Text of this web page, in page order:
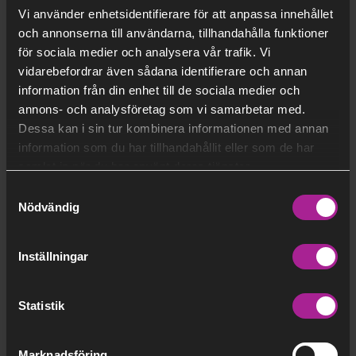
Vi använder enhetsidentifierare för att anpassa innehållet
och annonserna till användarna, tillhandahålla funktioner
för sociala medier och analysera vår trafik. Vi
vidarebefordrar även sådana identifierare och annan
information från din enhet till de sociala medier och
annons- och analysföretag som vi samarbetar med.
Dessa kan i sin tur kombinera informationen med annan
information som du har tillhandahållit eller som de har
Nödvändig
Inställningar
Statistik
prisvillkor. Om du vill begära förhandling,
använd den härblankettenoch skicka in
den till oss så kontaktar vi dig.
Relaterad information:
Prisdialogen
Kostnadsjämförelse
Övrigt
Allmänna avtalsvillkor för konsument